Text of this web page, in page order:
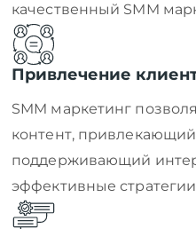
качественный SMM
Привлечение
SMM маркетинг
контент,
поддерживающий
эффективные